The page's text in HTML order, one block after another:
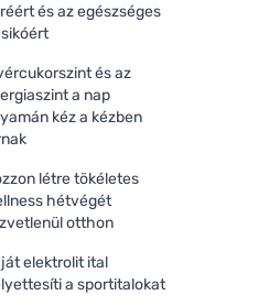
és az egészséges
és az
a nap
kéz a kézben
létre tökéletes
hétvégét
otthon
elektrolit ital
a sportitalokat